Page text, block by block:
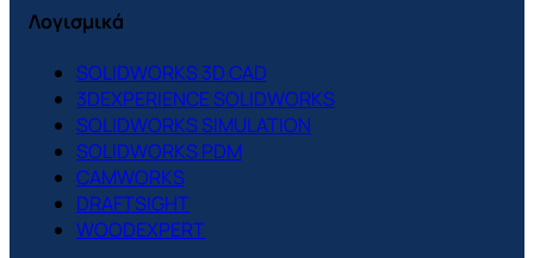
Λογισμικά
SOLIDWORKS 3D CAD
3DEXPERIENCE SOLIDWORKS
SOLIDWORKS SIMULATION
SOLIDWORKS PDM
CAMWORKS
DRAFTSIGHT
WOODEXPERT